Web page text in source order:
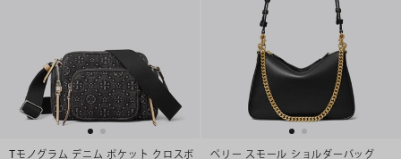
Tモノグラム デニム ポケット クロスボ
ペリー スモール ショルダーバッグ